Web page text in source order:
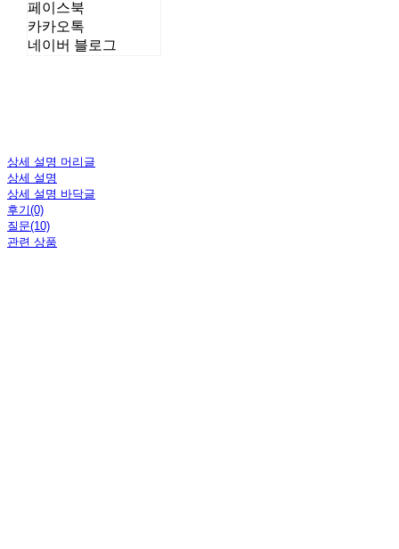
페이스북
카카오톡
네이버 블로그
상세 설명 머리글
상세 설명
상세 설명 바닥글
후기(0)
질문(10)
관련 상품